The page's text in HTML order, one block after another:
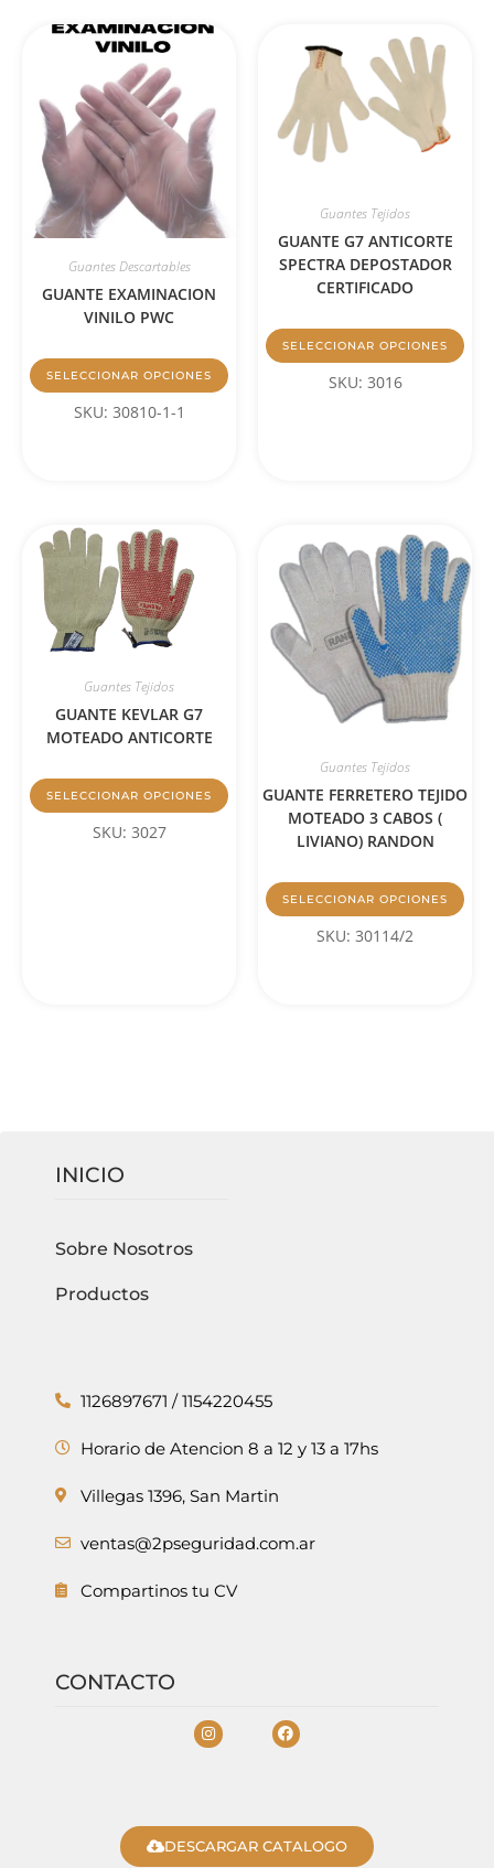
Guantes Descartables
GUANTE EXAMINACION
VINILO PWC
SELECCIONAR OPCIONES
SKU: 30810-1-1
Guantes Tejidos
GUANTE G7 ANTICORTE
SPECTRA DEPOSTADOR
CERTIFICADO
SELECCIONAR OPCIONES
SKU: 3016
Guantes Tejidos
GUANTE KEVLAR G7
MOTEADO ANTICORTE
SELECCIONAR OPCIONES
SKU: 3027
Guantes Tejidos
GUANTE FERRETERO TEJIDO
MOTEADO 3 CABOS (
LIVIANO) RANDON
SELECCIONAR OPCIONES
SKU: 30114/2
INICIO
Sobre Nosotros
Productos
1126897671 / 1154220455
Horario de Atencion 8 a 12 y 13 a 17hs
Villegas 1396, San Martin
ventas@2pseguridad.com.ar
Compartinos tu CV
CONTACTO
DESCARGAR CATALOGO